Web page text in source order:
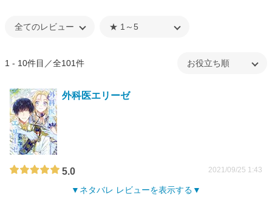
1 - 10件目／全101件
外科医エリーゼ
5.0 2021/09/25 1:43
ネタバレ レビューを表示する